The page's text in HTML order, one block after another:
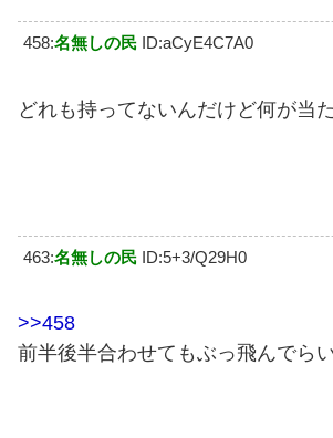
458:名無しの民 ID:aCyE4C7A0
どれも持ってないんだけど何が当
463:名無しの民 ID:5+3/Q29H0
>>458
前半後半合わせてもぶっ飛んでら